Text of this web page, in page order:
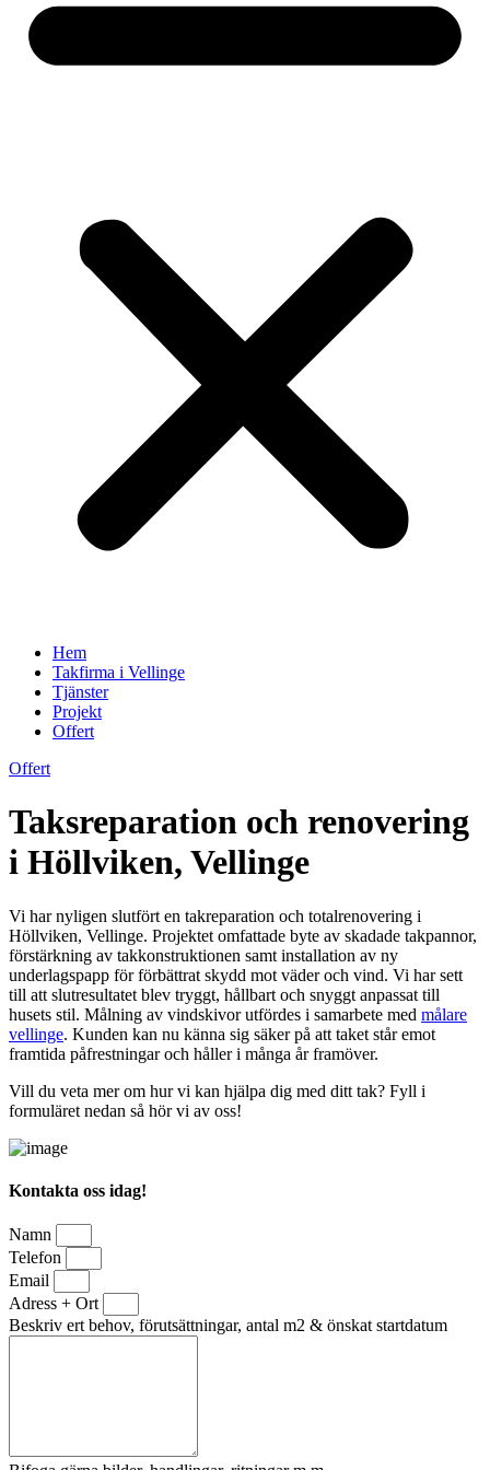
Hem
Takfirma i Vellinge
Tjänster
Projekt
Offert
Offert
Taksreparation och renovering
i Höllviken, Vellinge
Vi har nyligen slutfört en takreparation och totalrenovering i
Höllviken, Vellinge. Projektet omfattade byte av skadade takpannor,
förstärkning av takkonstruktionen samt installation av ny
underlagspapp för förbättrat skydd mot väder och vind. Vi har sett
till att slutresultatet blev tryggt, hållbart och snyggt anpassat till
husets stil. Målning av vindskivor utfördes i samarbete med målare
vellinge. Kunden kan nu känna sig säker på att taket står emot
framtida påfrestningar och håller i många år framöver.
Vill du veta mer om hur vi kan hjälpa dig med ditt tak? Fyll i
formuläret nedan så hör vi av oss!
Kontakta oss idag!
Namn
Telefon
Email
Adress + Ort
Beskriv ert behov, förutsättningar, antal m2 & önskat startdatum